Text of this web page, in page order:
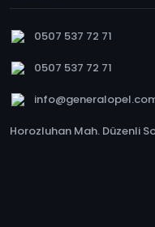
0507 537 72 71
0507 537 72 71
Horozluhan Mah. Düzenli